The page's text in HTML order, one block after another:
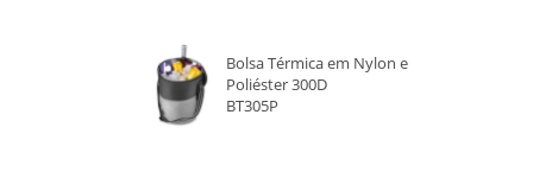
PRATABolsa Térmica em Nylon e
Poliéster 300D
BT305P